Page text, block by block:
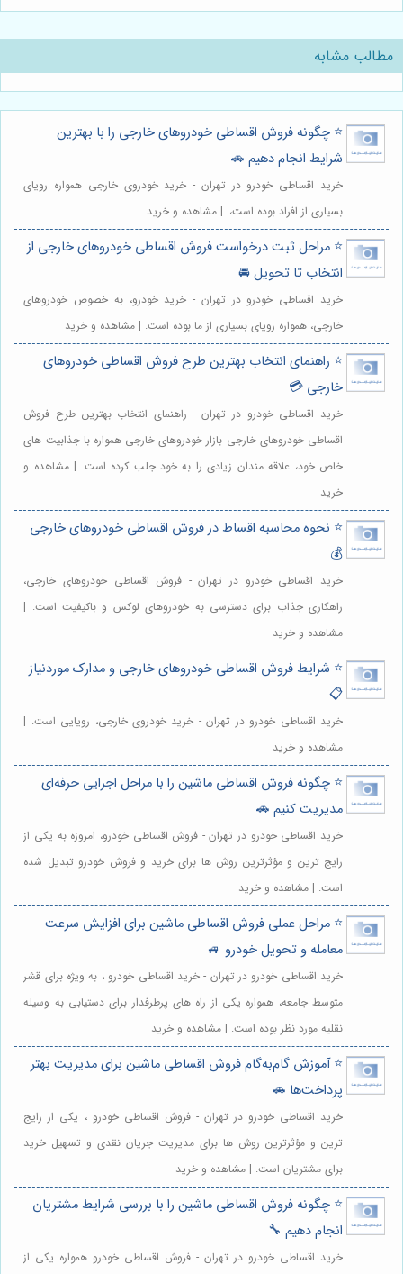
مطالب مشابه
⭐️ چگونه فروش اقساطی خودروهای خارجی را با بهترین
شرایط انجام دهیم 🚗
خرید اقساطی خودرو در تهران - خرید خودروی خارجی همواره رویای
بسیاری از افراد بوده است،. | مشاهده و خرید
⭐️ مراحل ثبت درخواست فروش اقساطی خودروهای خارجی از
انتخاب تا تحویل 🚘
خرید اقساطی خودرو در تهران - خرید خودرو، به خصوص خودروهای
خارجی، همواره رویای بسیاری از ما بوده است. | مشاهده و خرید
⭐️ راهنمای انتخاب بهترین طرح فروش اقساطی خودروهای
خارجی 💳
خرید اقساطی خودرو در تهران - راهنمای انتخاب بهترین طرح فروش
اقساطی خودروهای خارجی بازار خودروهای خارجی همواره با جذابیت های
خاص خود، علاقه مندان زیادی را به خود جلب کرده است. | مشاهده و
خرید
⭐️ نحوه محاسبه اقساط در فروش اقساطی خودروهای خارجی
💰
خرید اقساطی خودرو در تهران - فروش اقساطی خودروهای خارجی،
راهکاری جذاب برای دسترسی به خودروهای لوکس و باکیفیت است. |
مشاهده و خرید
⭐️ شرایط فروش اقساطی خودروهای خارجی و مدارک موردنیاز
📋
خرید اقساطی خودرو در تهران - خرید خودروی خارجی، رویایی است. |
مشاهده و خرید
⭐️ چگونه فروش اقساطی ماشین را با مراحل اجرایی حرفه‌ای
مدیریت کنیم 🚗
خرید اقساطی خودرو در تهران - فروش اقساطی خودرو، امروزه به یکی از
رایج ترین و مؤثرترین روش ها برای خرید و فروش خودرو تبدیل شده
است. | مشاهده و خرید
⭐️ مراحل عملی فروش اقساطی ماشین برای افزایش سرعت
معامله و تحویل خودرو 🚙
خرید اقساطی خودرو در تهران - خرید اقساطی خودرو ، به ویژه برای قشر
متوسط جامعه، همواره یکی از راه های پرطرفدار برای دستیابی به وسیله
نقلیه مورد نظر بوده است. | مشاهده و خرید
⭐️ آموزش گام‌به‌گام فروش اقساطی ماشین برای مدیریت بهتر
پرداخت‌ها 🚗
خرید اقساطی خودرو در تهران - فروش اقساطی خودرو ، یکی از رایج
ترین و مؤثرترین روش ها برای مدیریت جریان نقدی و تسهیل خرید
برای مشتریان است. | مشاهده و خرید
⭐️ چگونه فروش اقساطی ماشین را با بررسی شرایط مشتریان
انجام دهیم 🔧
خرید اقساطی خودرو در تهران - فروش اقساطی خودرو همواره یکی از